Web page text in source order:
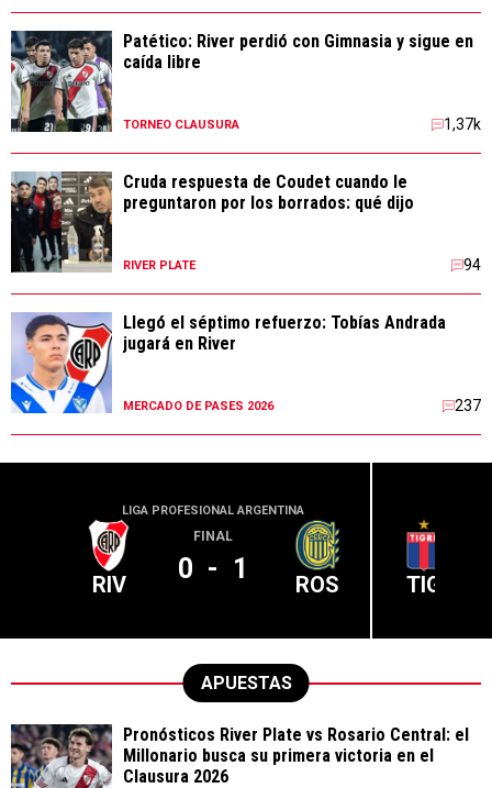
Patético: River perdió con Gimnasia y sigue en
caída libre
TORNEO CLAUSURA 1,37k
Cruda respuesta de Coudet cuando le
preguntaron por los borrados: qué dijo
RIVER PLATE 94
Llegó el séptimo refuerzo: Tobías Andrada
jugará en River
MERCADO DE PASES 2026 237
LIGA PROFESIONAL ARGENTINA
RIV
FINAL
0 - 1 ROS TIG
APUESTAS
Pronósticos River Plate vs Rosario Central: el
Millonario busca su primera victoria en el
Clausura 2026